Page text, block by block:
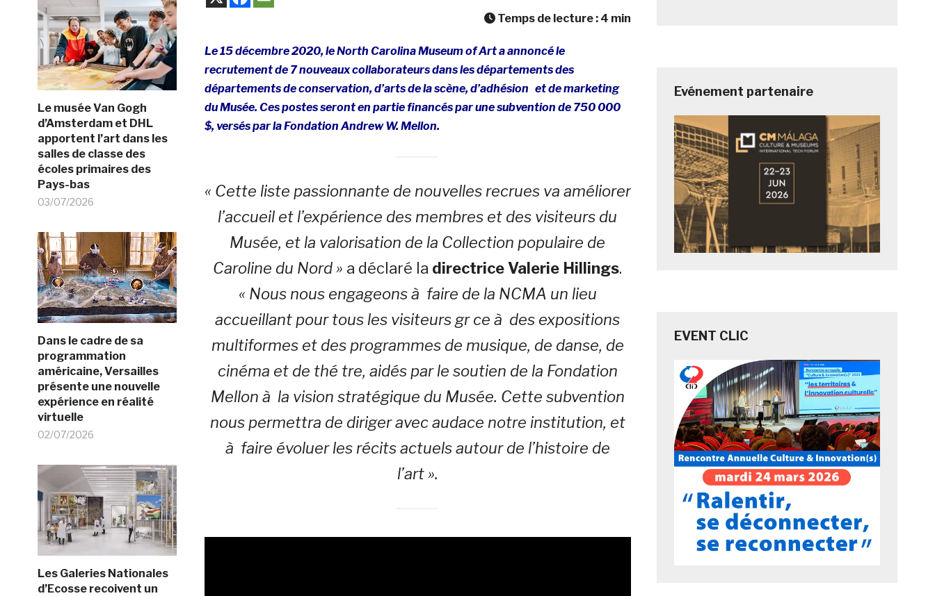
Le musée Van Gogh
d’Amsterdam et DHL
apportent l’art dans les
salles de classe des
écoles primaires des
Pays-bas
03/07/2026
Dans le cadre de sa
programmation
américaine, Versailles
présente une nouvelle
expérience en réalité
virtuelle
02/07/2026
Les Galeries Nationales
d’Ecosse recoivent un
Temps de lecture : 4 min
Le 15 décembre 2020, le North Carolina Museum of Art a annoncé le
recrutement de 7 nouveaux collaborateurs dans les départements des
départements de conservation, d’arts de la scène, d’adhésion et de marketing
du Musée. Ces postes seront en partie financés par une subvention de 750 000
$, versés par la Fondation Andrew W. Mellon.
« Cette liste passionnante de nouvelles recrues va améliorer
l’accueil et l’expérience des membres et des visiteurs du
Musée, et la valorisation de la Collection populaire de
Caroline du Nord » a déclaré la directrice Valerie Hillings.
« Nous nous engageons à faire de la NCMA un lieu
accueillant pour tous les visiteurs gr ce à des expositions
multiformes et des programmes de musique, de danse, de
cinéma et de thé tre, aidés par le soutien de la Fondation
Mellon à la vision stratégique du Musée. Cette subvention
nous permettra de diriger avec audace notre institution, et
à faire évoluer les récits actuels autour de l’histoire de
l’art ».
Evénement partenaire
EVENT CLIC